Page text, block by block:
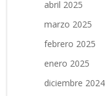
abril 2025
marzo 2025
febrero 2025
enero 2025
diciembre 2024